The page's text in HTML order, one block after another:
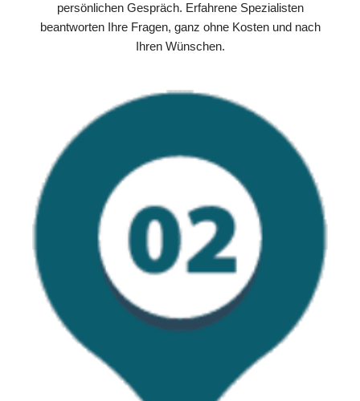
persönlichen Gespräch. Erfahrene Spezialisten
beantworten Ihre Fragen, ganz ohne Kosten und nach
Ihren Wünschen.